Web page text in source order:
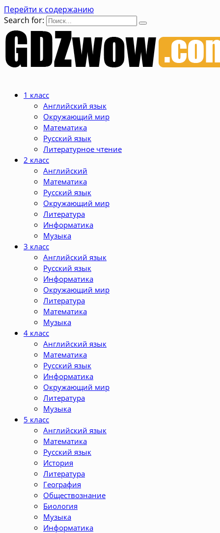
Перейти к содержанию
Search for:
1 класс
Английский язык
Окружающий мир
Математика
Русский язык
Литературное чтение
2 класс
Английский
Математика
Русский язык
Окружающий мир
Литература
Информатика
Музыка
3 класс
Английский язык
Русский язык
Информатика
Окружающий мир
Литература
Математика
Музыка
4 класс
Английский язык
Математика
Русский язык
Информатика
Окружающий мир
Литература
Музыка
5 класс
Английский язык
Математика
Русский язык
История
Литература
География
Обществознание
Биология
Музыка
Информатика